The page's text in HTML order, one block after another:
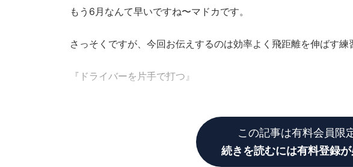
もう6月なんて早いですね〜マドカです。
さっそくですが、今回お伝えするのは効率よく飛距離を伸ばす練
『ドライバーを片手で打つ』
この記事は有料会員限
続きを読むには有料登録